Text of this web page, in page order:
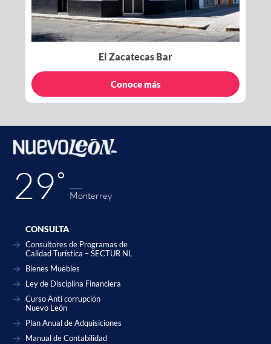
El Zacatecas Bar
Conoce más
29˚ Monterrey
CONSULTA
Consultores de Programas de
Calidad Turística – SECTUR NL
Bienes Muebles
Ley de Disciplina Financiera
Curso Anti corrupción
Nuevo León
Plan Anual de Adquisiciones
Manual de Contabilidad